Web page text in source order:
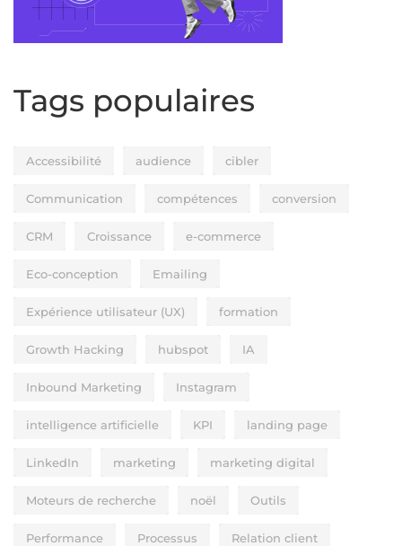
Tags populaires
Accessibilité audience cibler
Communication compétences conversion
CRM Croissance e-commerce
Eco-conception Emailing
Expérience utilisateur (UX) formation
Growth Hacking hubspot IA
Inbound Marketing Instagram
intelligence artificielle KPI landing page
LinkedIn marketing marketing digital
Moteurs de recherche noël Outils
Performance Processus Relation client